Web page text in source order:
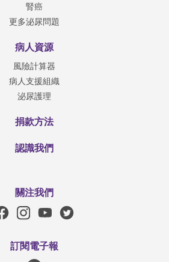
腎癌
更多泌尿問題
病人資源
風險計算器
病人支援組織
泌尿護理
捐款方法
認識我們
關注我們
訂閱電子報